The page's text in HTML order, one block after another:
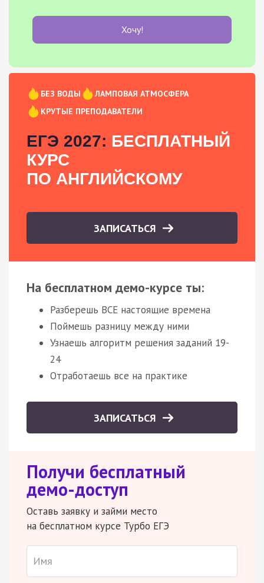
Хочу!
БЕЗ ВОДЫ
ЛАМПОВАЯ АТМОСФЕРА
КРУТЫЕ ПРЕПОДАВАТЕЛИ
ЕГЭ 2027: БЕСПЛАТНЫЙ
КУРС
ПО АНГЛИЙСКОМУ
ЗАПИСАТЬСЯ
На бесплатном демо-курсе ты:
Разберешь ВСЕ настоящие времена
Поймешь разницу между ними
Узнаешь алгоритм решения заданий 19-
24
Отработаешь все на практике
ЗАПИСАТЬСЯ
Получи бесплатный
демо-доступ
Оставь заявку и займи место
на бесплатном курсе Турбо ЕГЭ